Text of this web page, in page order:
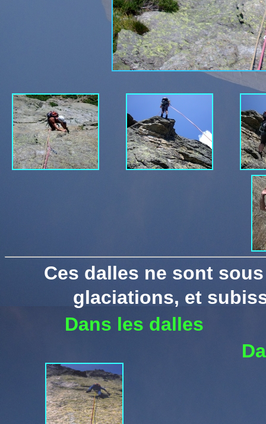
Ces dalles ne sont
glaciations, et sub
Dans les dalles